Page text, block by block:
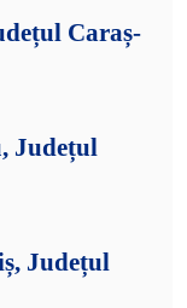
Caraș-
Județul
Județul